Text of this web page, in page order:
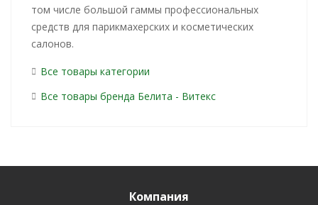
том числе большой гаммы профессиональных
средств для парикмахерских и косметических
салонов.
Все товары категории
Все товары бренда Белита - Витекс
Компания